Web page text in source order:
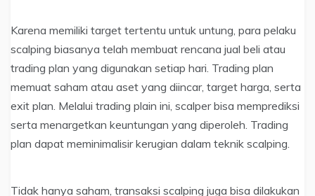
Karena memiliki target tertentu untuk untung, para pelaku
scalping biasanya telah membuat rencana jual beli atau
trading plan yang digunakan setiap hari. Trading plan
memuat saham atau aset yang diincar, target harga, serta
exit plan. Melalui trading plain ini, scalper bisa memprediksi
serta menargetkan keuntungan yang diperoleh. Trading
plan dapat meminimalisir kerugian dalam teknik scalping.
Tidak hanya saham, transaksi scalping juga bisa dilakukan